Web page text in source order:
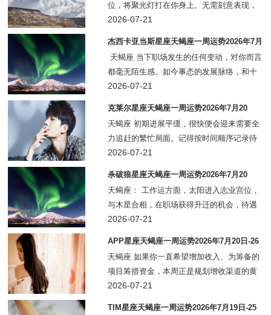
位，将聚光灯打在你身上。无需刻意表现，
你自然能收获所有人的好感，尤其容易获得
2026-07-21
杰西卡亚当斯星座天蝎座一周运势2026年7月
20日-26日
天蝎座 当下职场发生的任何变动，对你而言
都毫无陌生感。如今事态的发展脉络，和十
二年前的经历高度重合（具体感受因人而
2026-07-21
克莱尔星座天蝎座一周运势2026年7月20
日-26日
天蝎座 初期进展平缓，很快便会迎来需要全
力追赶的繁忙局面。记得按时间顺序记录待
办清单，这会让你在竞争中占据优势。本周
2026-07-21
杀破狼星座天蝎座一周运势2026年7月20
日-26日
天蝎座： 工作运方面，太阳进入志业宫位，
与木星合相，在职场获得升迁的机会，待遇
也会水涨船高。正在转职阶段的天蝎座，会
2026-07-21
APP星座天蝎座一周运势2026年7月20日-26
日
天蝎座 如果你一直希望增加收入、为筹备的
项目筹措资金，本周正是规划增收渠道的黄
金时期。本周初主动多方打听，周三就能结
2026-07-21
TIM星座天蝎座一周运势2026年7月19日-25